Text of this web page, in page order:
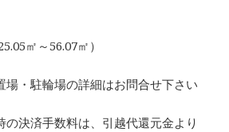
㎡～56.07㎡）
・駐輪場の詳細はお問合せ下さい
決済手数料は、引越代還元金より